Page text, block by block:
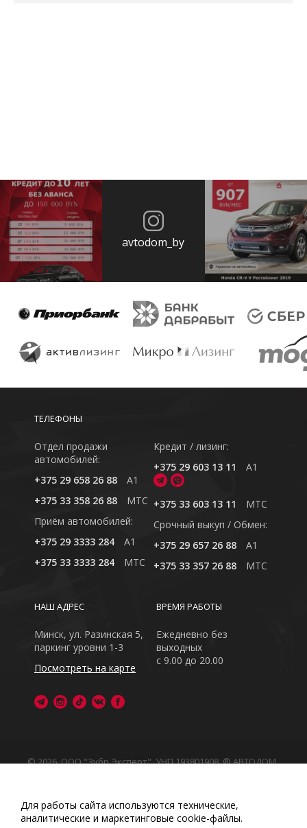
avtodom_by
ТЕЛЕФОНЫ
Отдел продажи
автомобилей:
+375 29 658 26 88
A1
+375 33 358 26 88
MTC
Приём автомобилей:
+375 29 3333 284
A1
+375 33 3333 284
MTC
Кредит / лизинг:
+375 29 603 13 11
A1
+375 33 603 13 11
MTC
Cрочный выкуп / Обмен:
+375 29 657 26 88
A1
+375 33 357 26 88
MTC
ВРЕМЯ РАБОТЫ
Ежедневно без
выходных
с 9.00 до 20.00
НАШ АДРЕС
Минск, ул. Разинская 5,
паркинг уровни 1-3
Посмотреть на карте
© 2026, ООО "Зубр Эксперт", УНП 193801908. ® АВТОДОМ
Обращаем Ваше внимание на то, что данный интернет-
сайт носит исключительно информационный характер
Любое использование либо копирование материалов
Для работы сайта используются технические,
аналитические и маркетинговые сооkіе-файлы.